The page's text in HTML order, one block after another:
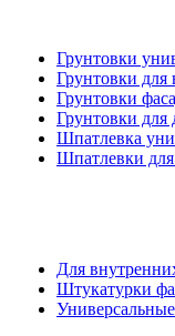
Грунтовки
Грунтовки для
Грунтовки
Грунтовки для
Шпатлевка
Шпатлевки
Для
Штукатурки
Универсальные